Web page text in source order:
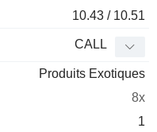
10.43 / 10.51
CALL
Produits Exotiques
8x
1